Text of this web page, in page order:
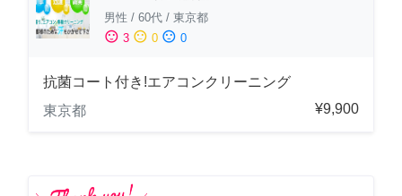
男性 / 60代 / 東京都
sentiment_satisfied 3 sentiment_neutral 0 sentiment_dissatisfied 0
抗菌コート付き!エアコンクリーニング
東京都
¥9,900